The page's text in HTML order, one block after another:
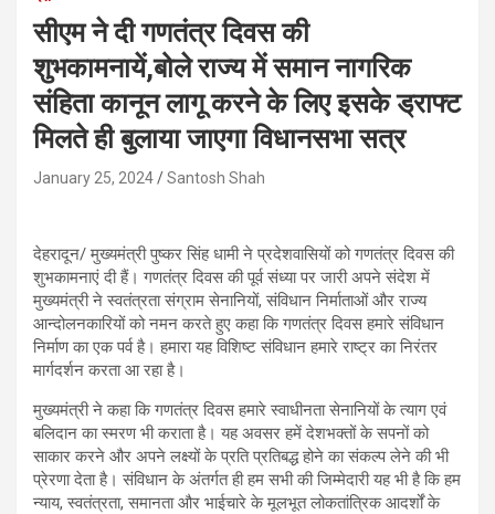
सीएम ने दी गणतंत्र दिवस की
शुभकामनायें,बोले राज्य में समान नागरिक
संहिता कानून लागू करने के लिए इसके ड्राफ्ट
मिलते ही बुलाया जाएगा विधानसभा सत्र
January 25, 2024 Santosh Shah
देहरादून/ मुख्यमंत्री पुष्कर सिंह धामी ने प्रदेशवासियों को गणतंत्र दिवस की
शुभकामनाएं दी हैं। गणतंत्र दिवस की पूर्व संध्या पर जारी अपने संदेश में
मुख्यमंत्री ने स्वतंत्रता संग्राम सेनानियों, संविधान निर्माताओं और राज्य
आन्दोलनकारियों को नमन करते हुए कहा कि गणतंत्र दिवस हमारे संविधान
निर्माण का एक पर्व है। हमारा यह विशिष्ट संविधान हमारे राष्ट्र का निरंतर
मार्गदर्शन करता आ रहा है।
मुख्यमंत्री ने कहा कि गणतंत्र दिवस हमारे स्वाधीनता सेनानियों के त्याग एवं
बलिदान का स्मरण भी कराता है। यह अवसर हमें देशभक्तों के सपनों को
साकार करने और अपने लक्ष्यों के प्रति प्रतिबद्ध होने का संकल्प लेने की भी
प्रेरणा देता है। संविधान के अंतर्गत ही हम सभी की जिम्मेदारी यह भी है कि हम
न्याय, स्वतंत्रता, समानता और भाईचारे के मूलभूत लोकतांत्रिक आदर्शों के